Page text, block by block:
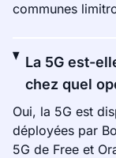
communes
La 5G est-
chez quel
Oui, la 5G est
déployées par
5G de Free et